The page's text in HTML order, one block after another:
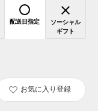
配送日指定
ソーシャル
ギフト
お気に入り登録